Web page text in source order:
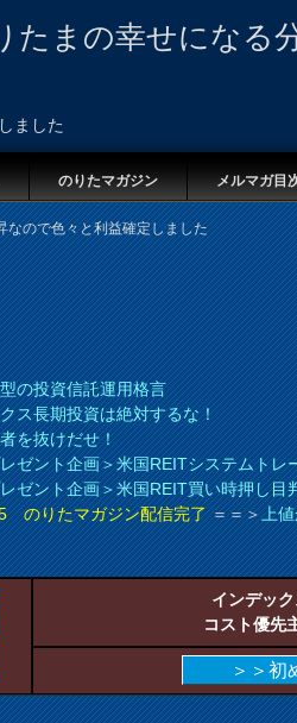
たまの幸せになる
ました
のりたマガジン メルマガ目
なので色々と利益確定しました
の投資信託運用格言
ス長期投資は絶対するな！
を抜けだせ！
ゼント企画＞米国REITシステムトレ
ゼント企画＞米国REIT買い時押し目
のりたマガジン配信完了＝＝＞上
インデッ
コスト優先
＞＞初